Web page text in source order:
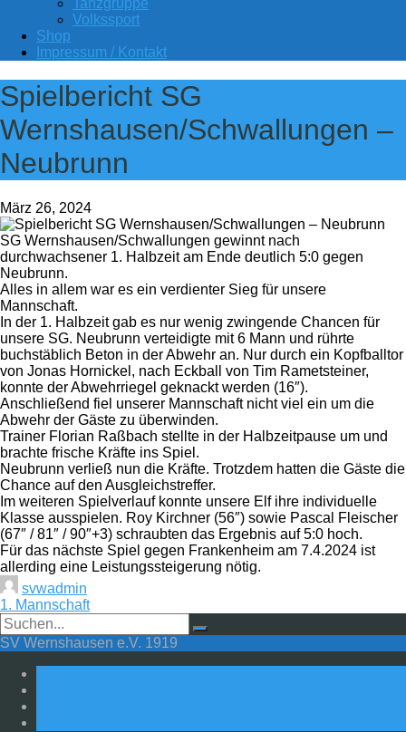
Tanzgruppe
Volkssport
Shop
Impressum / Kontakt
Spielbericht SG
Wernshausen/Schwallungen –
Neubrunn
März 26, 2024
SG Wernshausen/Schwallungen gewinnt nach
durchwachsener 1. Halbzeit am Ende deutlich 5:0 gegen
Neubrunn.
Alles in allem war es ein verdienter Sieg für unsere
Mannschaft.
In der 1. Halbzeit gab es nur wenig zwingende Chancen für
unsere SG. Neubrunn verteidigte mit 6 Mann und rührte
buchstäblich Beton in der Abwehr an. Nur durch ein Kopfballtor
von Jonas Hornickel, nach Eckball von Tim Rametsteiner,
konnte der Abwehrriegel geknackt werden (16″).
Anschließend fiel unserer Mannschaft nicht viel ein um die
Abwehr der Gäste zu überwinden.
Trainer Florian Raßbach stellte in der Halbzeitpause um und
brachte frische Kräfte ins Spiel.
Neubrunn verließ nun die Kräfte. Trotzdem hatten die Gäste die
Chance auf den Ausgleichstreffer.
Im weiteren Spielverlauf konnte unsere Elf ihre individuelle
Klasse ausspielen. Roy Kirchner (56″) sowie Pascal Fleischer
(67″ / 81″ / 90″+3) schraubten das Ergebnis auf 5:0 hoch.
Für das nächste Spiel gegen Frankenheim am 7.4.2024 ist
allerding eine Leistungssteigerung nötig.
svwadmin
1. Mannschaft
SV Wernshausen e.V. 1919